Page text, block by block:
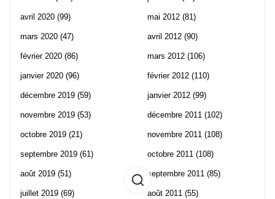
avril 2020 (99)
mars 2020 (47)
février 2020 (86)
janvier 2020 (96)
décembre 2019 (59)
novembre 2019 (53)
octobre 2019 (21)
septembre 2019 (61)
août 2019 (51)
juillet 2019 (69)
mai 2012 (81)
avril 2012 (90)
mars 2012 (106)
février 2012 (110)
janvier 2012 (99)
décembre 2011 (102)
novembre 2011 (108)
octobre 2011 (108)
septembre 2011 (85)
août 2011 (55)